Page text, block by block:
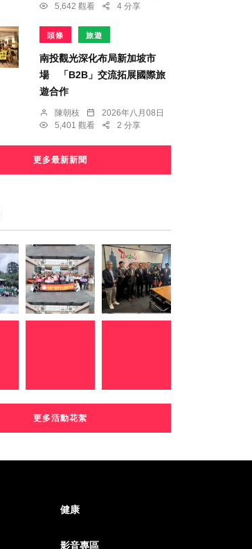
5,642 觀看
4 分享
頭條 旅遊
南投觀光深化布局新加坡市
場 「B2B」交流拓展國際旅
遊合作
陳朝枝
2026年八月08日
5,401 觀看
2 分享
更多最新新聞
更多活動花絮
健康
影音專區